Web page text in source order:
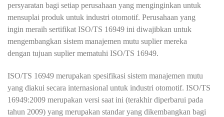
persyaratan bagi setiap perusahaan yang menginginkan untuk
mensuplai produk untuk industri otomotif. Perusahaan yang
ingin meraih sertifikat ISO/TS 16949 ini diwajibkan untuk
mengembangkan sistem manajemen mutu suplier mereka
dengan tujuan suplier mematuhi ISO/TS 16949.
ISO/TS 16949 merupakan spesifikasi sistem manajemen mutu
yang diakui secara internasional untuk industri otomotif. ISO/TS
16949:2009 merupakan versi saat ini (terakhir diperbarui pada
tahun 2009) yang merupakan standar yang dikembangkan bagi